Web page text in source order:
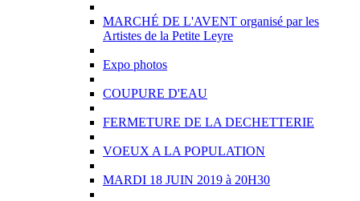
MARCHÉ DE L'AVENT organisé par les
Artistes de la Petite Leyre
Expo photos
COUPURE D'EAU
FERMETURE DE LA DECHETTERIE
VOEUX A LA POPULATION
MARDI 18 JUIN 2019 à 20H30